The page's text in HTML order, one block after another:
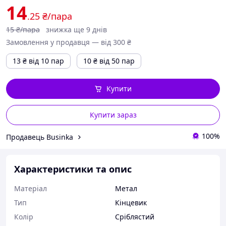
14.25 ₴/пара
15 ₴/пара
знижка ще 9 днів
Замовлення у продавця — від 300 ₴
13 ₴ від 10 пар 10 ₴ від 50 пар
Купити зараз
Купити
Продавець Businka 100%
Характеристики та опис
Матеріал
Метал
Тип
Кінцевик
Колір
Сріблястий